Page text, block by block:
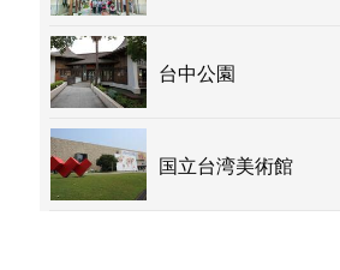
台中公園
国立台湾美術館